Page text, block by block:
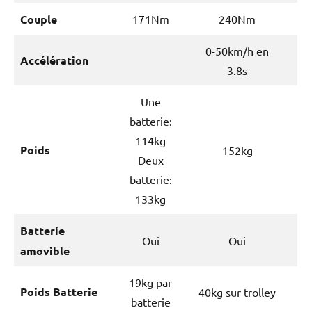
Couple 171Nm 240Nm
Accélération
0-50km/h en
3.8s
Poids
Une
batterie:
114kg
Deux
batterie:
133kg
152kg
Batterie
amovible
Oui Oui
Poids Batterie
19kg par
batterie
40kg sur trolley